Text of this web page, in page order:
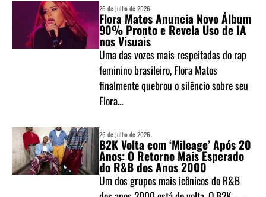
26 de julho de 2026
Flora Matos Anuncia Novo Álbum
90% Pronto e Revela Uso de IA
nos Visuais
Uma das vozes mais respeitadas do rap
feminino brasileiro, Flora Matos
finalmente quebrou o silêncio sobre seu
Flora...
26 de julho de 2026
B2K Volta com ‘Mileage’ Após 20
Anos: O Retorno Mais Esperado
do R&B dos Anos 2000
Um dos grupos mais icônicos do R&B